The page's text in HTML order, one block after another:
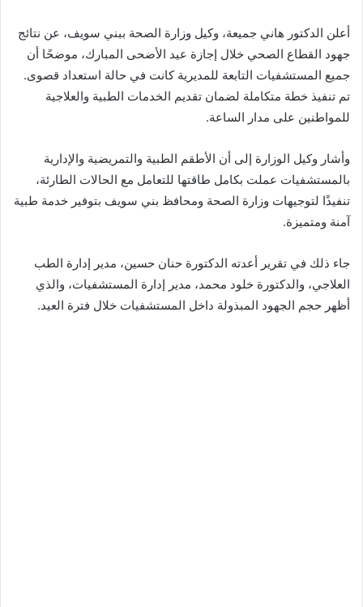
أعلن الدكتور هاني جميعة، وكيل وزارة الصحة ببني سويف، عن نتائج
جهود القطاع الصحي خلال إجازة عيد الأضحى المبارك، موضحًا أن
جميع المستشفيات التابعة للمديرية كانت في حالة استعداد قصوى.
تم تنفيذ خطة متكاملة لضمان تقديم الخدمات الطبية والعلاجية
للمواطنين على مدار الساعة.
وأشار وكيل الوزارة إلى أن الأطقم الطبية والتمريضية والإدارية
بالمستشفيات عملت بكامل طاقتها للتعامل مع الحالات الطارئة،
تنفيذًا لتوجيهات وزارة الصحة ومحافظ بني سويف بتوفير خدمة طبية
آمنة ومتميزة.
جاء ذلك في تقرير أعدته الدكتورة حنان حسين، مدير إدارة الطب
العلاجي، والدكتورة خلود محمد، مدير إدارة المستشفيات، والذي
أظهر حجم الجهود المبذولة داخل المستشفيات خلال فترة العيد.